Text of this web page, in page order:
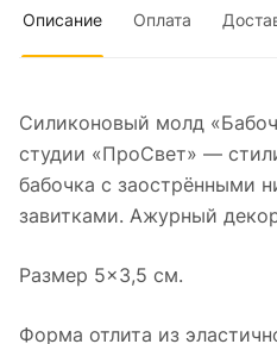
Описание Оплата
Силиконовый молд
студии «ПроСвет» —
бабочка с заострёнными
завитками. Ажурный
Размер 5×3,5 см.
Форма отлита из